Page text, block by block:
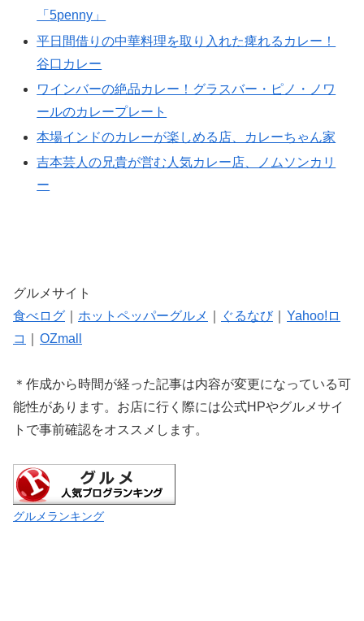
「5penny」
平日間借りの中華料理を取り入れた痺れるカレー！
谷口カレー
ワインバーの絶品カレー！グラスバー・ピノ・ノワ
ールのカレープレート
本場インドのカレーが楽しめる店、カレーちゃん家
吉本芸人の兄貴が営む人気カレー店、ノムソンカリ
ー
グルメサイト
食べログ
ホットペッパーグルメ ぐるなび｜ Yahoo!ロ
コ
OZmall
＊作成から時間が経った記事は内容が変更になっている可
能性があります。お店に行く際には公式HPやグルメサイ
トで事前確認をオススメします。
グルメランキング